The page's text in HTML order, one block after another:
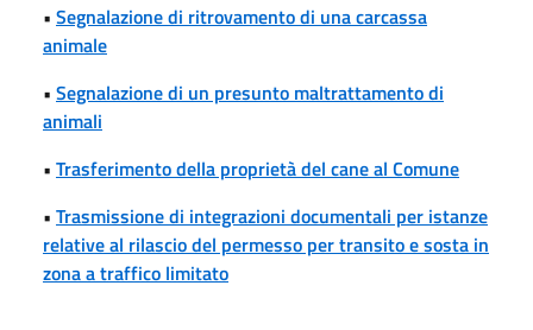
• Segnalazione di ritrovamento di una carcassa
animale
• Segnalazione di un presunto maltrattamento di
animali
• Trasferimento della proprietà del cane al Comune
• Trasmissione di integrazioni documentali per istanze
relative al rilascio del permesso per transito e sosta in
zona a traffico limitato